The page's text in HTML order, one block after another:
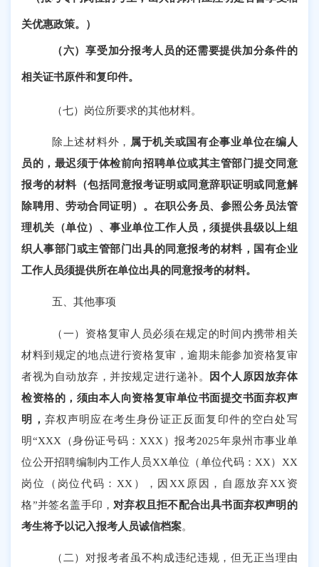
关优惠政策。）
（六）享受加分报考人员的还需要提供加分条件的
相关证书原件和复印件。
（七）岗位所要求的其他材料。
除上述材料外， 属于机关或国有企事业单位在编人
员的，最迟须于体检前向招聘单位或其主管部门提交同意
报考的材料（包括同意报考证明或同意辞职证明或同意解
除聘用、劳动合同证明）。在职公务员、参照公务员法管
理机关（单位）、事业单位工作人员，须提供县级以上组
织人事部门或主管部门出具的同意报考的材料，国有企业
工作人员须提供所在单位出具的同意报考的材料。
五、其他事项
（一）资格复审人员必须在规定的时间内携带相关
材料到规定的地点进行资格复审，逾期未能参加资格复审
者视为自动放弃，并按规定进行递补。
因个人原因放弃体
检资格的，须由本人向资格复审单位书面提交书面弃权声
明， 弃权声明应在考生身份证正反面复印件的空白处写
明“XXX（身份证号码：XXX）报考2025年泉州市事业单
位公开招聘编制内工作人员XX单位（单位代码：XX）XX
岗位（岗位代码：XX），因XX原因，自愿放弃XX资
格”并签名盖手印， 对弃权且拒不配合出具书面弃权声明的
考生将予以记入报考人员诚信档案。
（二）对报考者虽不构成违纪违规，但无正当理由